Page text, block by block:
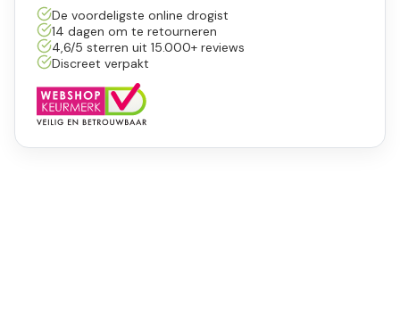
De voordeligste online drogist
14 dagen om te retourneren
4,6/5 sterren uit 15.000+ reviews
Discreet verpakt